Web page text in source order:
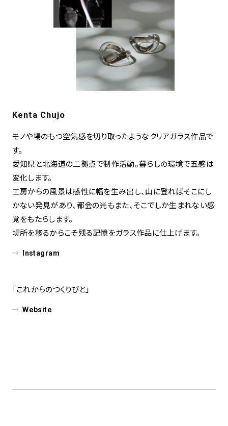
Kenta Chujo
モノや場のもつ空気感を切り取ったようなクリアガラス作品で
す。
愛知県と北海道の二拠点で制作活動。暮らしの環境で五感は
変化します。
工房からの風景は感性に幅を生み出し、山に登ればそこにし
かない発見があり、都会の光もまた、そこでしか生まれない感
覚をもたらします。
場所を移るからこそ残る記憶をガラス作品に仕上げます。
Instagram
「これからのつくりびと」
Website